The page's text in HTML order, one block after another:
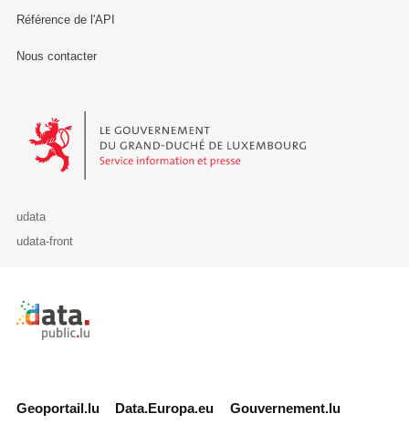
Référence de l'API
Nous contacter
Le Gouvernement du Grand-Duché de Luxembourg - Service
udata
udata-front
Retour à l'accueil de data.public.lu
Geoportail.lu Data.Europa.eu Gouvernement.lu